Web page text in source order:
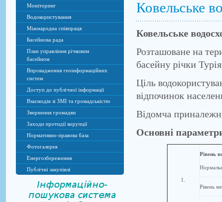
Моніторинг
Водокористування
Міжнародна співпраця
Басейнова рада
План управління річковим
басейном
Впровадження геоінформаційних
систем
Доступ до публічної інформації
Взаємодія зі ЗМІ та громадськістю
Звернення громадян
Заходи протидії корупції
Нормативно-правова база
Фотогалерея
Енергозбереження
Публічні закупівлі
Ковельське
Ковельське
Розташоване на
басейну річки
Ціль
відпочинок
Відомча
Основні
1.
Рівень
Рівень